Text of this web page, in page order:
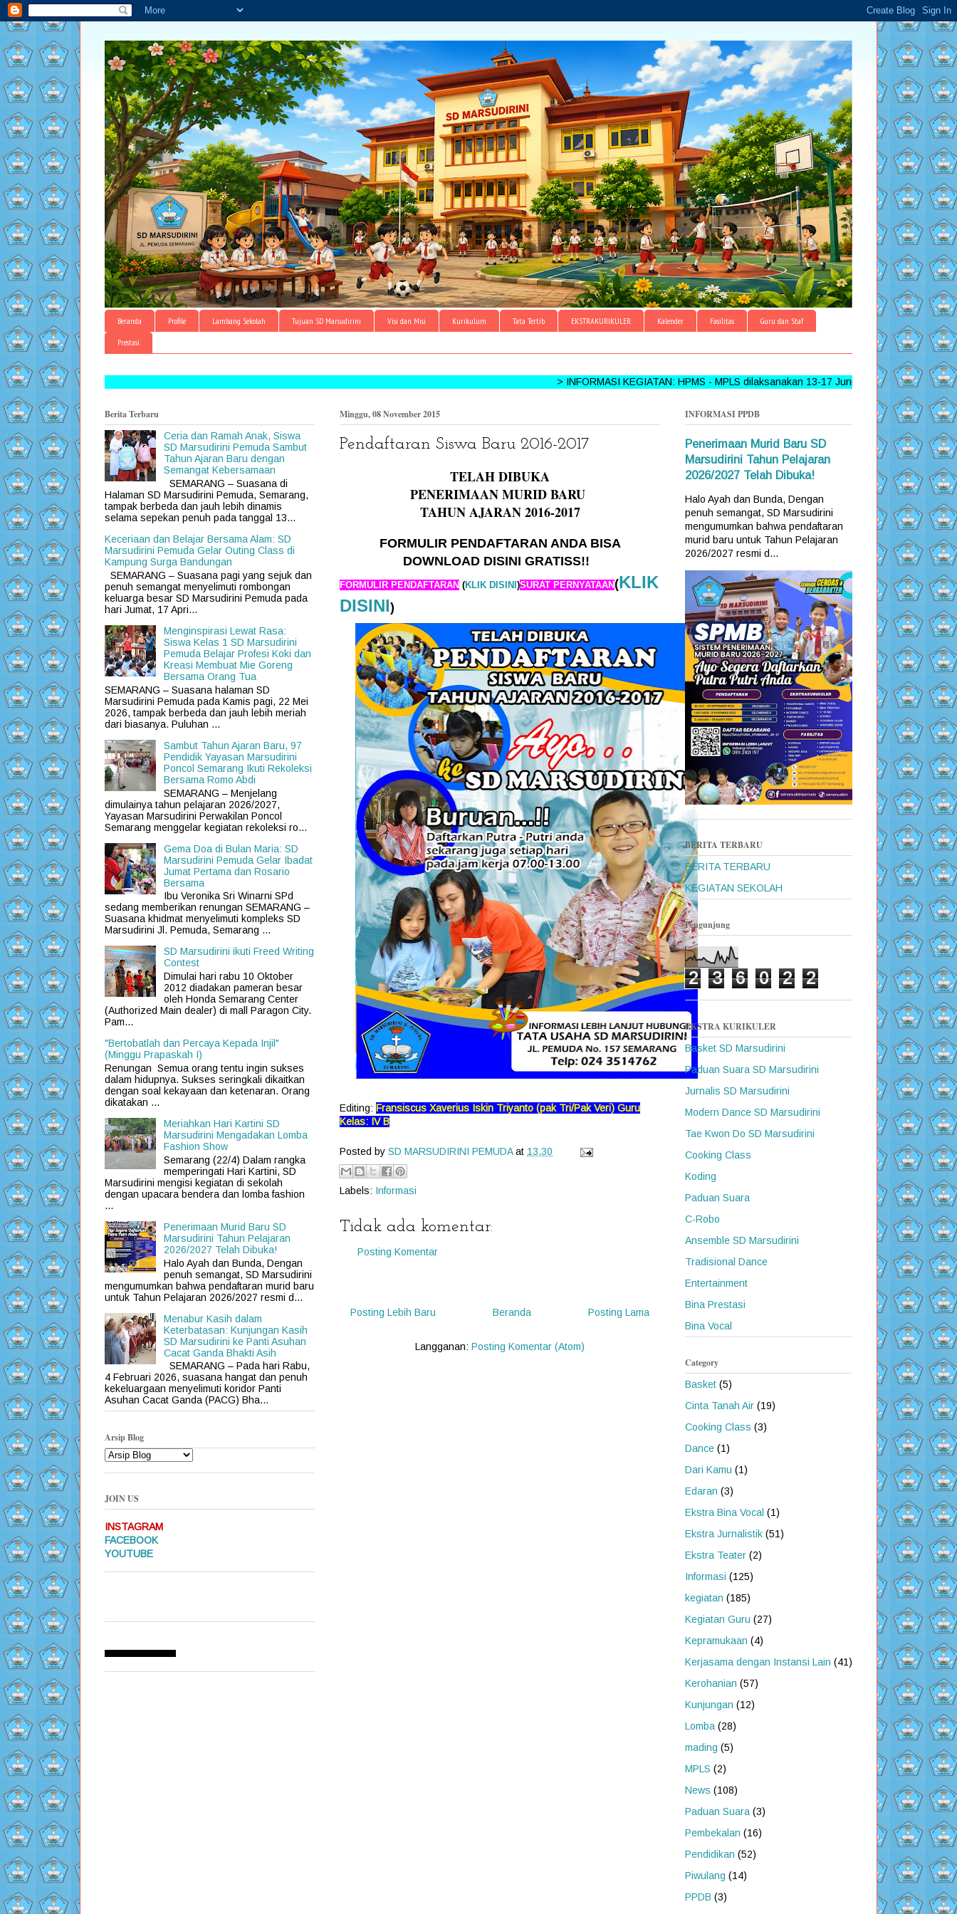
Beranda Profile Lambang Sekolah Tujuan SD Marsudirini Visi dan Misi Kurikulum Tata Tertib EKSTRAKURIKULER Kalender Fasilitas Guru dan Staf
Prestasi
> INFORMASI KEGIATAN: HPMS - MPLS dilaksanakan 13-17 Juni 2026 >>> FOLLOW, LIKE DAN
Minggu, 08 November 2015
Pendaftaran Siswa Baru 2016-2017
TELAH DIBUKA
PENERIMAAN MURID BARU
TAHUN AJARAN 2016-2017
FORMULIR PENDAFTARAN ANDA BISA
DOWNLOAD DISINI GRATISS!!
FORMULIR PENDAFTARAN (KLIK DISINI )SURAT PERNYATAAN(KLIK
DISINI)
Editing: Fransiscus Xaverius Iskin Triyanto (pak Tri/Pak Veri) Guru
Kelas: IV B
Posted by SD MARSUDIRINI PEMUDA at 13.30
Labels: Informasi
Tidak ada komentar:
Posting Komentar
Posting Lebih Baru Posting Lama
Beranda
Langganan: Posting Komentar (Atom)
Berita Terbaru
Ceria dan Ramah Anak, Siswa
SD Marsudirini Pemuda Sambut
Tahun Ajaran Baru dengan
Semangat Kebersamaan
SEMARANG – Suasana di
Halaman SD Marsudirini Pemuda, Semarang,
tampak berbeda dan jauh lebih dinamis
selama sepekan penuh pada tanggal 13...
Keceriaan dan Belajar Bersama Alam: SD
Marsudirini Pemuda Gelar Outing Class di
Kampung Surga Bandungan
SEMARANG – Suasana pagi yang sejuk dan
penuh semangat menyelimuti rombongan
keluarga besar SD Marsudirini Pemuda pada
hari Jumat, 17 Apri...
Menginspirasi Lewat Rasa:
Siswa Kelas 1 SD Marsudirini
Pemuda Belajar Profesi Koki dan
Kreasi Membuat Mie Goreng
Bersama Orang Tua
SEMARANG – Suasana halaman SD
Marsudirini Pemuda pada Kamis pagi, 22 Mei
2026, tampak berbeda dan jauh lebih meriah
dari biasanya. Puluhan ...
Sambut Tahun Ajaran Baru, 97
Pendidik Yayasan Marsudirini
Poncol Semarang Ikuti Rekoleksi
Bersama Romo Abdi
SEMARANG – Menjelang
dimulainya tahun pelajaran 2026/2027,
Yayasan Marsudirini Perwakilan Poncol
Semarang menggelar kegiatan rekoleksi ro...
Gema Doa di Bulan Maria: SD
Marsudirini Pemuda Gelar Ibadat
Jumat Pertama dan Rosario
Bersama
Ibu Veronika Sri Winarni SPd
sedang memberikan renungan SEMARANG –
Suasana khidmat menyelimuti kompleks SD
Marsudirini Jl. Pemuda, Semarang ...
SD Marsudirini ikuti Freed Writing
Contest
Dimulai hari rabu 10 Oktober
2012 diadakan pameran besar
oleh Honda Semarang Center
(Authorized Main dealer) di mall Paragon City.
Pam...
"Bertobatlah dan Percaya Kepada Injil"
(Minggu Prapaskah I)
Renungan Semua orang tentu ingin sukses
dalam hidupnya. Sukses seringkali dikaitkan
dengan soal kekayaan dan ketenaran. Orang
dikatakan ...
Meriahkan Hari Kartini SD
Marsudirini Mengadakan Lomba
Fashion Show
Semarang (22/4) Dalam rangka
memperingati Hari Kartini, SD
Marsudirini mengisi kegiatan di sekolah
dengan upacara bendera dan lomba fashion
...
Penerimaan Murid Baru SD
Marsudirini Tahun Pelajaran
2026/2027 Telah Dibuka!
Halo Ayah dan Bunda, Dengan
penuh semangat, SD Marsudirini
mengumumkan bahwa pendaftaran murid baru
untuk Tahun Pelajaran 2026/2027 resmi d...
Menabur Kasih dalam
Keterbatasan: Kunjungan Kasih
SD Marsudirini ke Panti Asuhan
Cacat Ganda Bhakti Asih
SEMARANG – Pada hari Rabu,
4 Februari 2026, suasana hangat dan penuh
kekeluargaan menyelimuti koridor Panti
Asuhan Cacat Ganda (PACG) Bha...
Arsip Blog
JOIN US
INSTAGRAM
FACEBOOK
YOUTUBE
INFORMASI PPDB
Penerimaan Murid Baru SD
Marsudirini Tahun Pelajaran
2026/2027 Telah Dibuka!
Halo Ayah dan Bunda, Dengan
penuh semangat, SD Marsudirini
mengumumkan bahwa pendaftaran
murid baru untuk Tahun Pelajaran
2026/2027 resmi d...
BERITA TERBARU
BERITA TERBARU
KEGIATAN SEKOLAH
Pengunjung
2 3 6 0 2 2
EKSTRA KURIKULER
Basket SD Marsudirini
Paduan Suara SD Marsudirini
Jurnalis SD Marsudirini
Modern Dance SD Marsudirini
Tae Kwon Do SD Marsudirini
Cooking Class
Koding
Paduan Suara
C-Robo
Ansemble SD Marsudirini
Tradisional Dance
Entertainment
Bina Prestasi
Bina Vocal
Category
Basket (5)
Cinta Tanah Air (19)
Cooking Class (3)
Dance (1)
Dari Kamu (1)
Edaran (3)
Ekstra Bina Vocal (1)
Ekstra Jurnalistik (51)
Ekstra Teater (2)
Informasi (125)
kegiatan (185)
Kegiatan Guru (27)
Kepramukaan (4)
Kerjasama dengan Instansi Lain (41)
Kerohanian (57)
Kunjungan (12)
Lomba (28)
mading (5)
MPLS (2)
News (108)
Paduan Suara (3)
Pembekalan (16)
Pendidikan (52)
Piwulang (14)
PPDB (3)